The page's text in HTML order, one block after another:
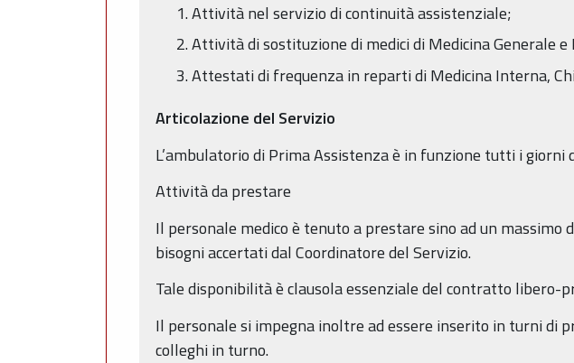
Attività nel servizio di continuità assistenziale;
Attività di sostituzione di medici di Medicina Generale
Attestati di frequenza in reparti di Medicina Interna,
Articolazione del Servizio
L’ambulatorio di Prima Assistenza è in funzione tutti i giorni
Attività da prestare
Il personale medico è tenuto a prestare sino ad un massimo
bisogni accertati dal Coordinatore del Servizio.
Tale disponibilità è clausola essenziale del contratto libero-
Il personale si impegna inoltre ad essere inserito in turni
colleghi in turno.